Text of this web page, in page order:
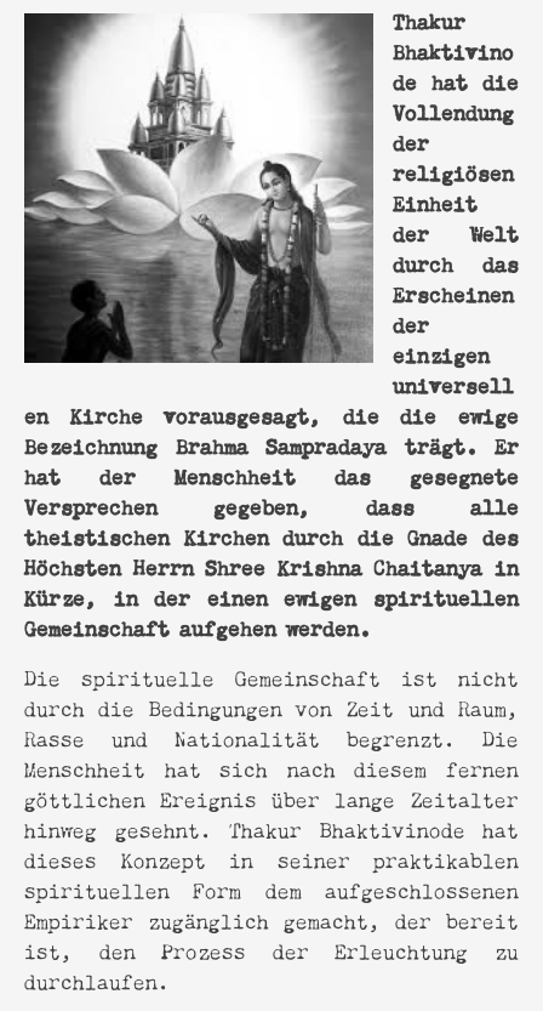
Thakur
Bhaktivino
de hat die
Vollendung
der
religiösen
Einheit
der Welt
durch das
Erscheinen
der
einzigen
universell
en Kirche vorausgesagt, die die ewige
Bezeichnung Brahma Sampradaya trägt. Er
hat der Menschheit das gesegnete
Versprechen gegeben, dass alle
theistischen Kirchen durch die Gnade des
Höchsten Herrn Shree Krishna Chaitanya in
Kürze, in der einen ewigen spirituellen
Gemeinschaft aufgehen werden.
Die spirituelle Gemeinschaft ist nicht
durch die Bedingungen von Zeit und Raum,
Rasse und Nationalität begrenzt. Die
Menschheit hat sich nach diesem fernen
göttlichen Ereignis über lange Zeitalter
hinweg gesehnt. Thakur Bhaktivinode hat
dieses Konzept in seiner praktikablen
spirituellen Form dem aufgeschlossenen
Empiriker zugänglich gemacht, der bereit
ist, den Prozess der Erleuchtung zu
durchlaufen.